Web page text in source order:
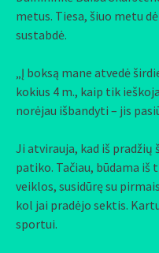
metus. Tiesa, šiuo metu
sustabdė.
„Į boksą mane atvedė
kokius 4 m., kaip tik
norėjau išbandyti – jis
Ji atvirauja, kad iš
patiko. Tačiau, būdama iš
veiklos, susidūrę su
kol jai pradėjo sektis.
sportui.